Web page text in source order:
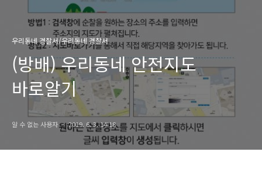
우리동네 경찰서/우리동네 경찰서
(방배) 우리동네 안전지도
바로알기
알 수 없는 사용자 2019. 6. 3. 14:18